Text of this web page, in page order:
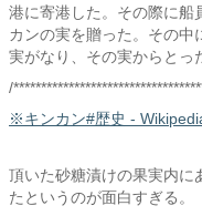
港に寄港した。その際に船
カンの実を贈った。その中
実がなり、その実からとっ
/
※キンカン#歴史 -
頂いた砂糖漬けの果実内に
たというのが面白すぎる。